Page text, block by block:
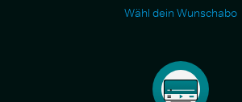
Wähl dein Wunschabo